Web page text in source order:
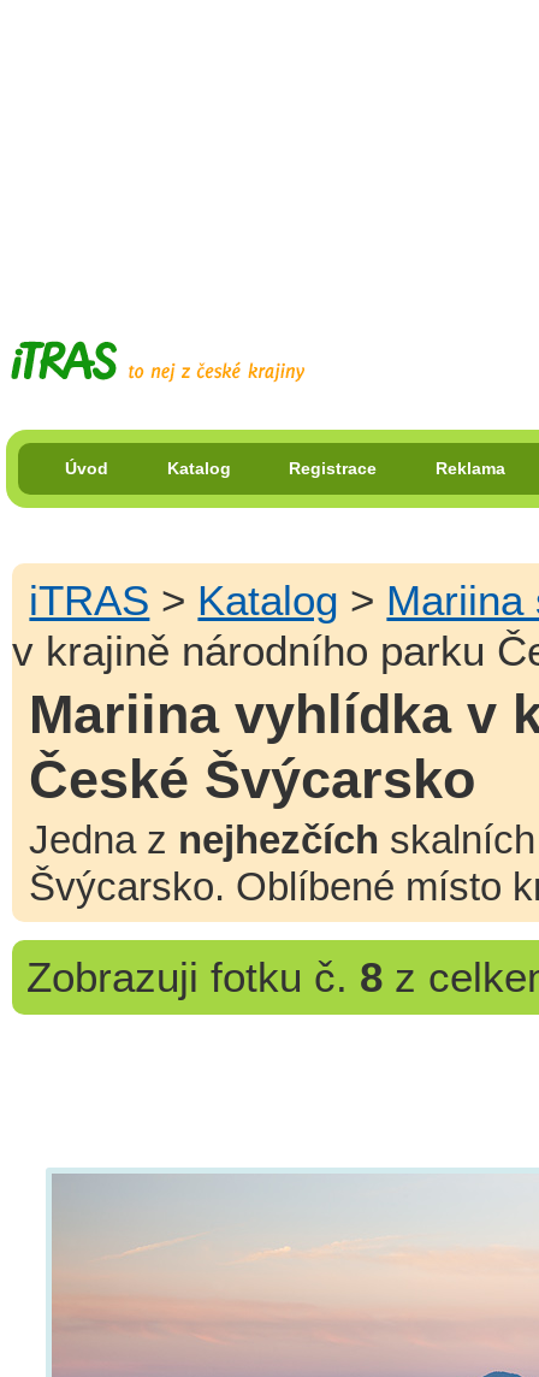
Úvod Katalog Registrace Reklama
iTRAS > Katalog > Mariina
v krajině národního parku
Mariina vyhlídka v
České Švýcarsko
Jedna z nejhezčích
Švýcarsko. Oblíbené místo
Zobrazuji fotku č. 8z